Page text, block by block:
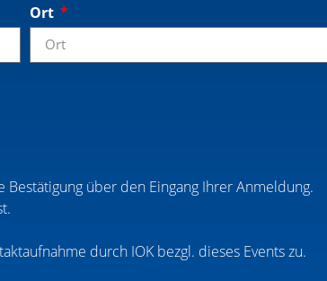
Ort
über den Eingang Ihrer Anmeldung.
durch IOK bezgl. dieses Events zu.